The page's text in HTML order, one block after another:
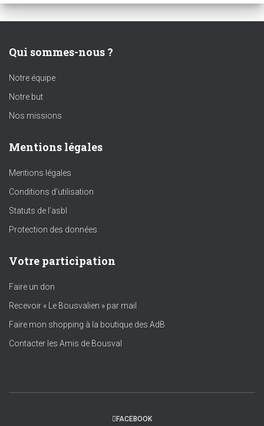
Qui sommes-nous ?
Notre équipe
Notre but
Nos missions
Mentions légales
Mentions légales
Conditions d’utilisation
Statuts de l’asbl
Protection des données
Votre participation
Faire un don
Recevoir « Le Bousvalien » par mail
Faire mon shopping à la boutique des AdB
Contacter les Amis de Bousval
FACEBOOK